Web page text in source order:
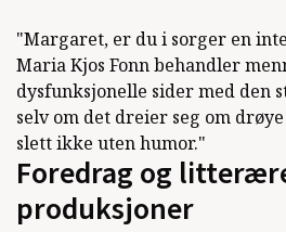
"Margaret, er du i sorger en
Maria Kjos Fonn behandler
dysfunksjonelle sider med den
selv om det dreier seg om
slett ikke uten humor."
Foredrag og
produksjoner